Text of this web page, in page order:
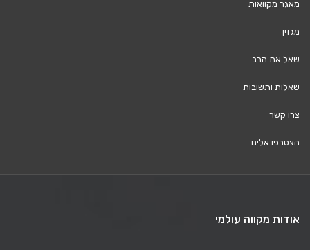
מאגר מקוואות
מגזין
שאל את הרב
שאלות ותשובות
צרו קשר
הצטרפו אלינו
אודות מקווה עולמי